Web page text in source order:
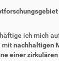
ich mich
mitnachhaltigen
einer